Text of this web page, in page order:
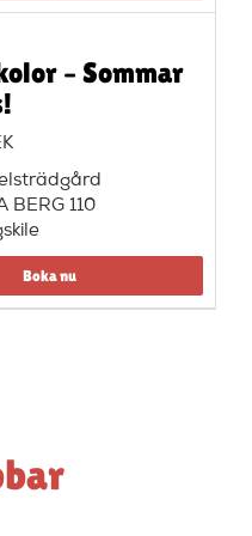
– Sommar
BERG 110
Boka nu